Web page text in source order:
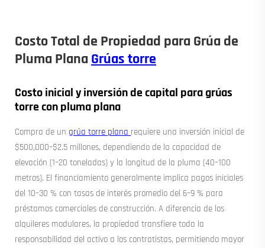
Costo Total de Propiedad para Grúa de
Pluma Plana Grúas torre
Costo inicial y inversión de capital para grúas
torre con pluma plana
Compra de un grúa torre plana requiere una inversión inicial de
$500,000–$2.5 millones, dependiendo de la capacidad de
elevación (1–20 toneladas) y la longitud de la pluma (40–100
metros). El financiamiento generalmente implica pagos iniciales
del 10–30 % con tasas de interés promedio del 6–9 % para
préstamos comerciales de construcción. A diferencia de los
alquileres modulares, la propiedad transfiere toda la
responsabilidad del activo a los contratistas, permitiendo mayor